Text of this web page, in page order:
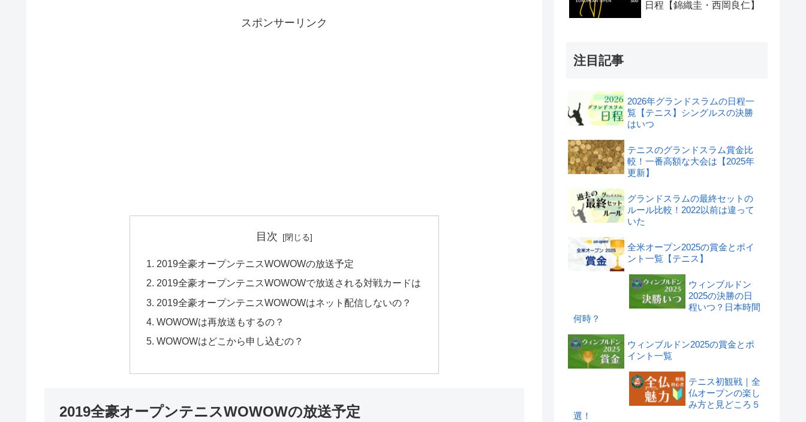
スポンサーリンク
目次
2019全豪オープンテニスWOWOWの放送予定
2019全豪オープンテニスWOWOWで放送される対戦カードは
2019全豪オープンテニスWOWOWはネット配信しないの？
WOWOWは再放送もするの？
WOWOWはどこから申し込むの？
2019全豪オープンテニスWOWOWの放送予定
日程【錦織圭・西岡良仁】
注目記事
2026年グランドスラムの日程一
覧【テニス】シングルスの決勝
はいつ
テニスのグランドスラム賞金比
較！一番高額な大会は【2025年
更新】
グランドスラムの最終セットの
ルール比較！2022以前は違って
いた
全米オープン2025の賞金とポイ
ント一覧【テニス】
ウィンブルドン
2025の決勝の日
程いつ？日本時間
何時？
ウィンブルドン2025の賞金とポ
イント一覧
テニス初観戦｜全
仏オープンの楽し
み方と見どころ５
選！